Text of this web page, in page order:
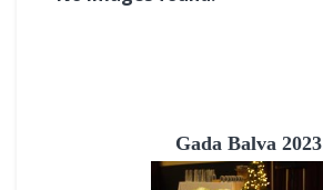
Gada Balva 2023